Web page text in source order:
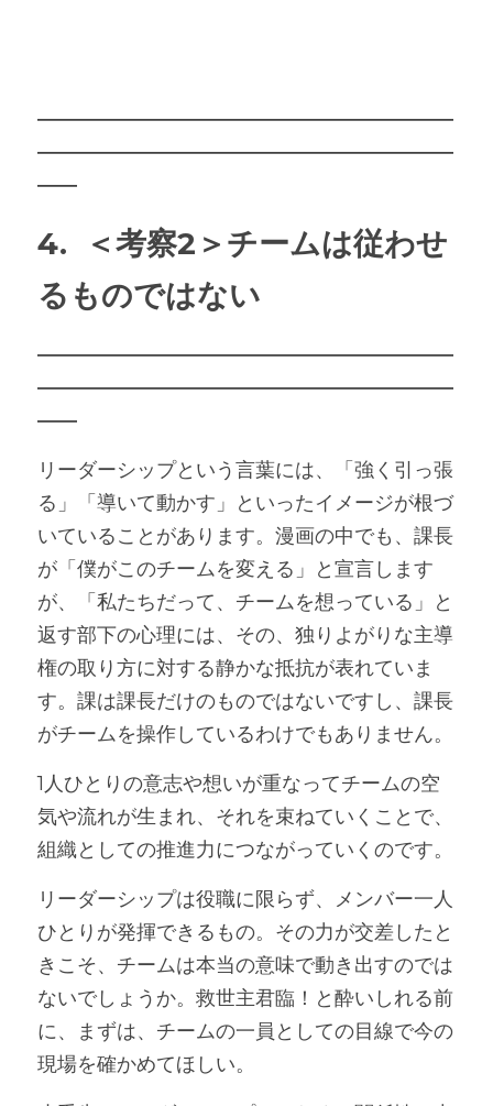
―――――――――――――――――――――
―――――――――――――――――――――
――
4.  ＜考察2＞ チームは従わせ
るものではない
―――――――――――――――――――――
―――――――――――――――――――――
――
リーダーシップという言葉には、「強く引っ張
る」「導いて動かす」といったイメージが根づ
いていることがあります。漫画の中でも、課長
が「僕がこのチームを変える」と宣言します
が、「私たちだって、チームを想っている」と
返す部下の心理には、その、独りよがりな主導
権の取り方に対する静かな抵抗が表れていま
す。課は課長だけのものではないですし、課長
がチームを操作しているわけでもありません。
1人ひとりの意志や想いが重なってチームの空
気や流れが生まれ、それを束ねていくことで、
組織としての推進力につながっていくのです。
リーダーシップは役職に限らず、メンバー一人
ひとりが発揮できるもの。その力が交差したと
きこそ、チームは本当の意味で動き出すのでは
ないでしょうか。救世主君臨！と酔いしれる前
に、まずは、チームの一員としての目線で今の
現場を確かめてほしい。